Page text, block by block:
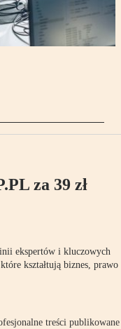
za 39 zł
ekspertów i kluczowych
kształtują biznes, prawo
treści publikowane